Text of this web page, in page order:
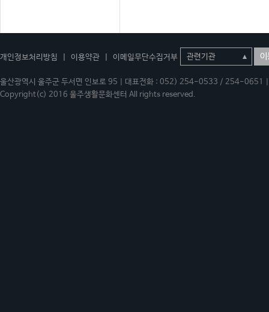
개인정보처리방침 이용약관 이메일무단수집거부 이
울산광역시 울주군 두서면 인보로 95 | 대표전화 : 052) 254-0533 / 254-
Copyright(c) 2016 울주생활문화센터 All rights reserved.